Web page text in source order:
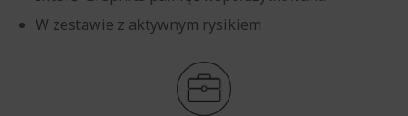
W zestawie z aktywnym rysikiem